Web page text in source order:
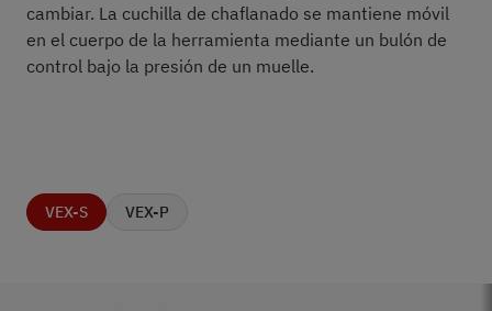
cambiar. La cuchilla de chaflanado se mantiene móvil
en el cuerpo de la herramienta mediante un bulón de
control bajo la presión de un muelle.
VEX-S VEX-P